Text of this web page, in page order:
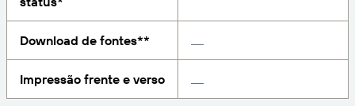
PRODUTO
Visão geral das soluções
Sobre nós
Carreiras
Obtenha o nível certo de suporte para suas
necessidades comerciais.
Download de fontes**
Impressão frente e verso